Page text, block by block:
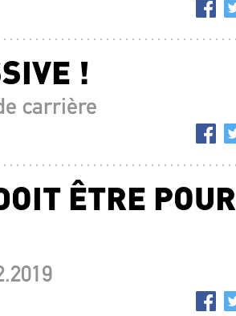
!
carrière
ÊTRE POUR